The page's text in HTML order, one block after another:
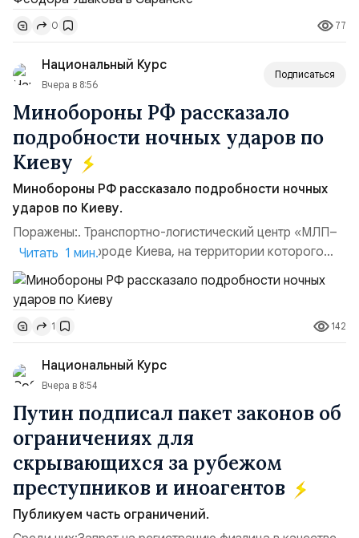
Балтийским флотом ВМФ России (2001–2006
гг.);Адмирал Владимир Петрович Комоедов,
командующий Черноморским флотом ВМФ России
(1998–2002 г...
0 77
Национальный Курс
Вчера в 8:56
Подписаться
Минобороны РФ рассказало
подробности ночных ударов по
Киеву
Минобороны РФ рассказало подробности ночных
ударов по Киеву.
Поражены:. Транспортно-логистический центр «МЛП–
Чайка» в пригороде Киева, на территории которого
осуществлялось хранение, сборка а также запуск с
прилегающего полевого аэродром «Чайка»
дальнобойных БПЛА ВСУ; Складские помещения
«Транс-Логистик» в Оболонском районе г. Киев,
использовавшиеся для хранения военного
имущества ВСУ; Сортировочны...
Читать 1 мин.
1 142
Национальный Курс
Вчера в 8:54
Путин подписал пакет законов об
ограничениях для
скрывающихся за рубежом
преступников и иноагентов
Публикуем часть ограничений.